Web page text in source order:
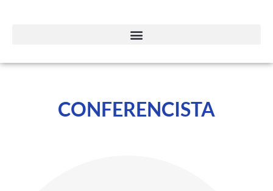
CONFERENCISTA